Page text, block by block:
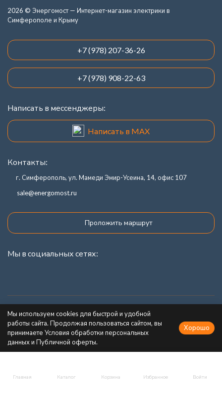
Главная Каталог Корзина Избранное Войти
2026 © Энергомост — Интернет-магазин электрики в
Симферополе и Крыму
+7 (978) 207-36-26
+7 (978) 908-22-63
Написать в мессенджеры:
Написать в MAX
Контакты:
г. Симферополь, ул. Мамеди Эмир-Усеина, 14, офис 107
sale@energomost.ru
Проложить маршрут
Мы в социальных сетях:
Каталог товаров
Информация
Мы используем cookies для быстрой и удобной
работы сайта. Продолжая пользоваться сайтом, вы
принимаете Условия обработки персональных
данных и Публичной оферты.
Хорошо